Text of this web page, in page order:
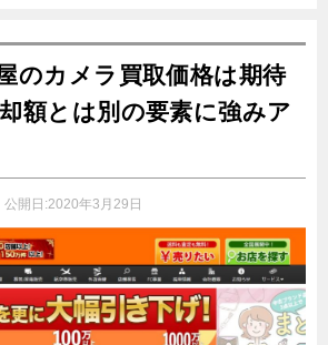
のカメラ買取価格は期待
額とは別の要素に強みア
公開日:2020年3月29日